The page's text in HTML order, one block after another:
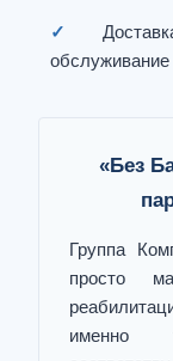
✓
обслуживание
«Без
Группа
просто
именно